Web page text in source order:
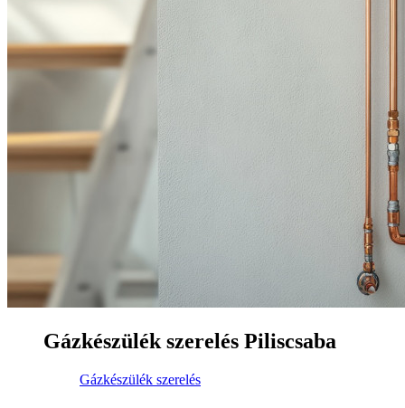
Gázkészülék szerelés Piliscsaba
Gázkészülék szerelés